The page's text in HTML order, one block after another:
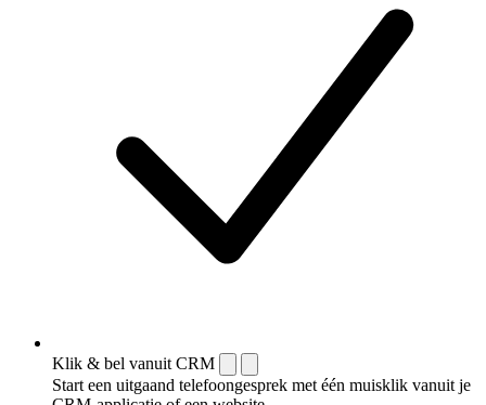
Klik & bel vanuit CRM
Start een uitgaand telefoongesprek met één muisklik vanuit je